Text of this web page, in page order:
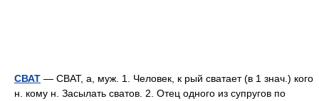
СВАТ — СВАТ, а, муж. 1. Человек, к рый сватает (в 1 знач.) кого
н. кому н. Засылать сватов. 2. Отец одного из супругов по